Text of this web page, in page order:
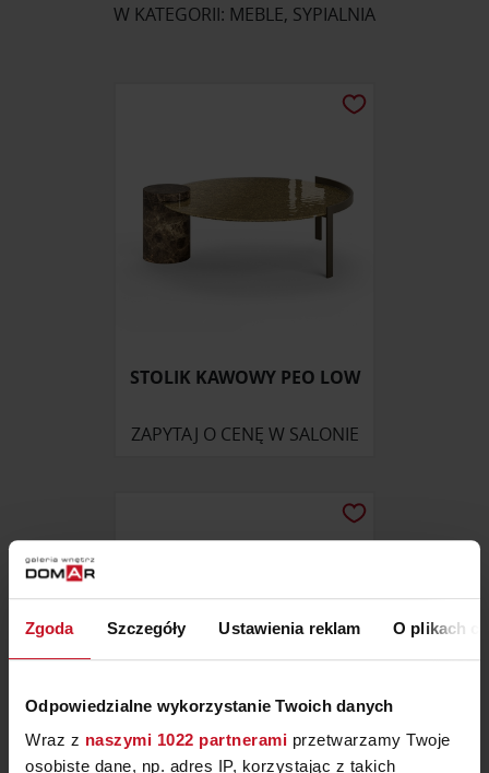
Zgoda Szczegóły Ustawienia reklam O plikach
Odpowiedzialne wykorzystanie Twoich danych
Wraz z naszymi 1022 partnerami przetwarzamy Twoje
osobiste dane, np. adres IP, korzystając z takich
W KATEGORII: MEBLE, SYPIALNIA
STOLIK KAWOWY PEO LOW
ZAPYTAJ O CENĘ W SALONIE